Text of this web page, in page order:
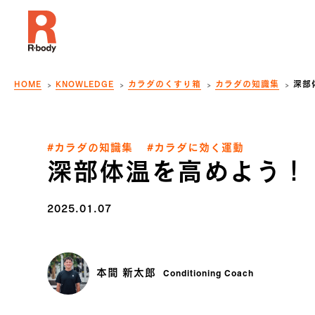
HOME KNOWLEDGE カラダのくすり箱 カラダの知識集 深部
#カラダの知識集 #カラダに効く運動
深部体温を高めよう！
2025.01.07
本間 新太郎 Conditioning Coach